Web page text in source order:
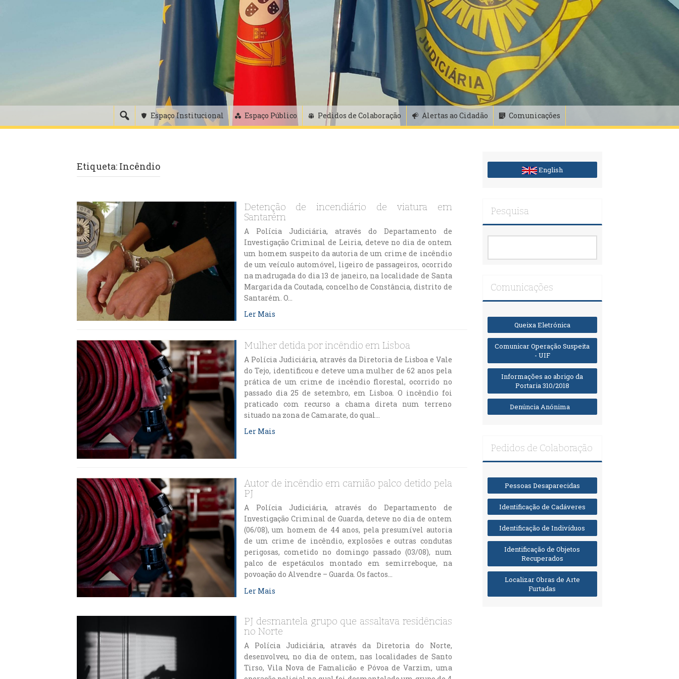
Espaço Institucional Espaço Público Pedidos de Colaboração Alertas ao Cidadão Comunicações
Etiqueta: Incêndio
Detenção de incendiário de viatura em
Santarém
A Polícia Judiciária, através do Departamento de
Investigação Criminal de Leiria, deteve no dia de ontem
um homem suspeito da autoria de um crime de incêndio
de um veículo automóvel, ligeiro de passageiros, ocorrido
na madrugada do dia 13 de janeiro, na localidade de Santa
Margarida da Coutada, concelho de Constância, distrito de
Santarém. O…
Ler Mais
Mulher detida por incêndio em Lisboa
A Polícia Judiciária, através da Diretoria de Lisboa e Vale
do Tejo, identificou e deteve uma mulher de 62 anos pela
prática de um crime de incêndio florestal, ocorrido no
passado dia 25 de setembro, em Lisboa. O incêndio foi
praticado com recurso a chama direta num terreno
situado na zona de Camarate, do qual…
Ler Mais
Autor de incêndio em camião palco detido pela
PJ
A Polícia Judiciária, através do Departamento de
Investigação Criminal de Guarda, deteve no dia de ontem
(06/08), um homem de 44 anos, pela presumível autoria
de um crime de incêndio, explosões e outras condutas
perigosas, cometido no domingo passado (03/08), num
palco de espetáculos montado em semirreboque, na
povoação do Alvendre – Guarda. Os factos…
Ler Mais
PJ desmantela grupo que assaltava residências
no Norte
A Polícia Judiciária, através da Diretoria do Norte,
desenvolveu, no dia de ontem, nas localidades de Santo
Tirso, Vila Nova de Famalicão e Póvoa de Varzim, uma
English
Pesquisa
Comunicações
Queixa Eletrónica
Comunicar Operação Suspeita
- UIF
Informações ao abrigo da
Portaria 310/2018
Denúncia Anónima
Pedidos de Colaboração
Pessoas Desaparecidas
Identificação de Cadáveres
Identificação de Indivíduos
Identificação de Objetos
Recuperados
Localizar Obras de Arte
Furtadas